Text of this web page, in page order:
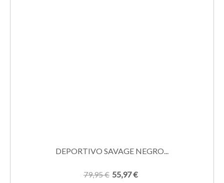
DEPORTIVO SAVAGE NEGRO...
79,95 € 55,97 €